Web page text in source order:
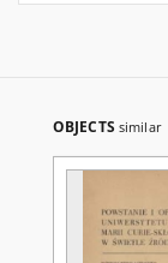
OBJECTS similar